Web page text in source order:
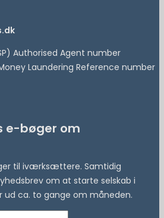
Authorised Agent number
Laundering Reference number
e-bøger om
til iværksættere. Samtidig
om at starte selskab i
ud ca. to gange om måneden.